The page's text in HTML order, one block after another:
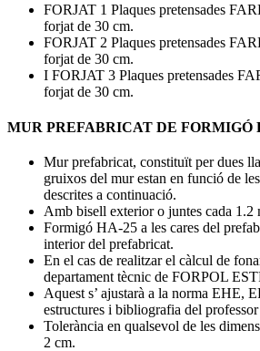
FORJAT 1 Plaques pretensades
forjat de 30 cm.
FORJAT 2 Plaques pretensades
forjat de 30 cm.
I FORJAT 3 Plaques pretensades
forjat de 30 cm.
MUR PREFABRICAT DE FORMIGÓ
Mur prefabricat, constituït per dues
gruixos del mur estan en funció de
descrites a continuació.
Amb bisell exterior o juntes cada 1.2
Formigó HA-25 a les cares del
interior del prefabricat.
En el cas de realitzar el càlcul de
departament tècnic de FORPOL
Aquest s’ ajustarà a la norma EHE,
estructures i bibliografia del
Tolerància en qualsevol de les
2 cm.